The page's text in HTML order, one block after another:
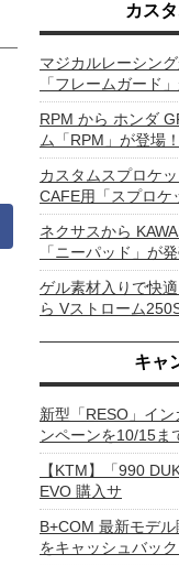
カス
マジカルレーシン
「フレームガード
RPM から ホンダ
ム「RPM」が登場
カスタムスプロケ
CAFE用「スプロケ
ネクサスから
「ニーパッド」が発
ゲル素材入りで快
ら Vストローム
キャ
新型「RESO」イ
ンペーンを10/15ま
【KTM】「990
EVO 購入サ
B+COM 最新モデ
をキャッシュバッ